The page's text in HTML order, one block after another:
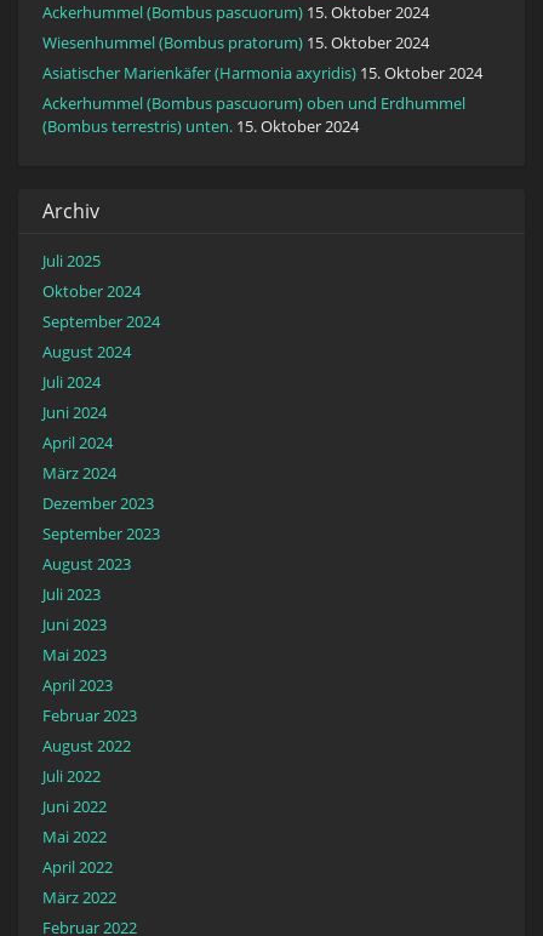
Ackerhummel (Bombus pascuorum) 15. Oktober 2024
Wiesenhummel (Bombus pratorum) 15. Oktober 2024
Asiatischer Marienkäfer (Harmonia axyridis) 15. Oktober 2024
Ackerhummel (Bombus pascuorum) oben und Erdhummel
(Bombus terrestris) unten. 15. Oktober 2024
Archiv
Juli 2025
Oktober 2024
September 2024
August 2024
Juli 2024
Juni 2024
April 2024
März 2024
Dezember 2023
September 2023
August 2023
Juli 2023
Juni 2023
Mai 2023
April 2023
Februar 2023
August 2022
Juli 2022
Juni 2022
Mai 2022
April 2022
März 2022
Februar 2022